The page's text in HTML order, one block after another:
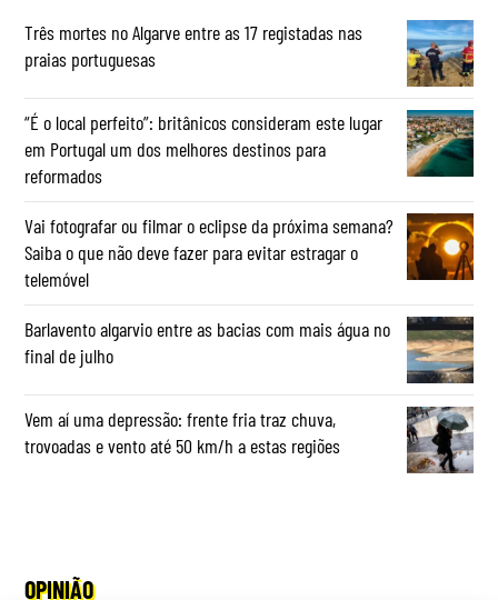
Três mortes no Algarve entre as 17 registadas nas
praias portuguesas
“É o local perfeito”: britânicos consideram este lugar
em Portugal um dos melhores destinos para
reformados
Vai fotografar ou filmar o eclipse da próxima semana?
Saiba o que não deve fazer para evitar estragar o
telemóvel
Barlavento algarvio entre as bacias com mais água no
final de julho
Vem aí uma depressão: frente fria traz chuva,
trovoadas e vento até 50 km/h a estas regiões
OPINIÃO